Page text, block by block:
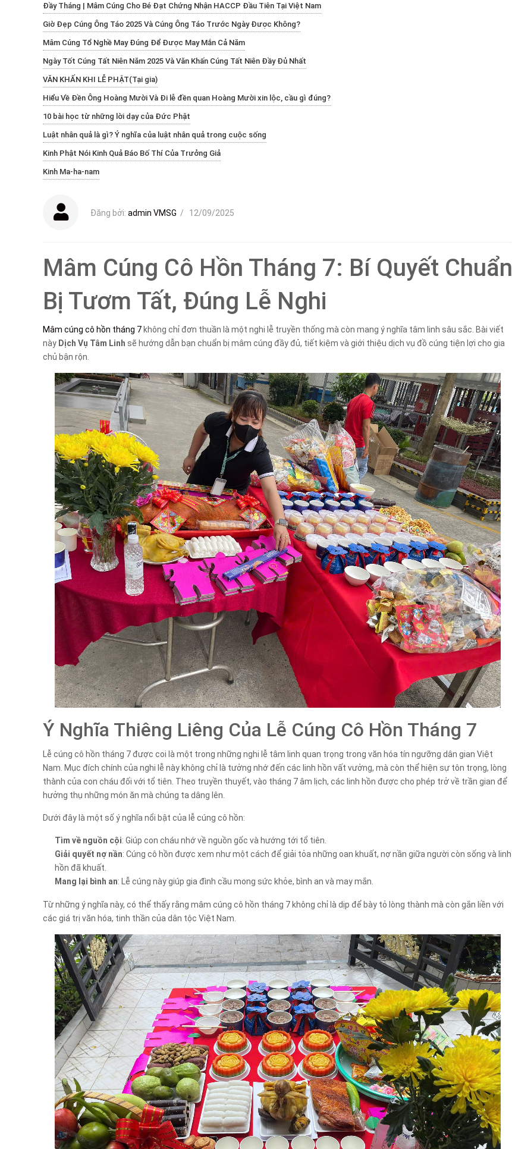
Đầy Tháng | Mâm Cúng Cho Bé Đạt Chứng Nhận HACCP Đầu Tiên Tại Việt Nam
Giờ Đẹp Cúng Ông Táo 2025 Và Cúng Ông Táo Trước Ngày Được Không?
Mâm Cúng Tổ Nghề May Đúng Để Được May Mắn Cả Năm
Ngày Tốt Cúng Tất Niên Năm 2025 Và Văn Khấn Cúng Tất Niên Đầy Đủ Nhất
VĂN KHẤN KHI LỄ PHẬT(Tại gia)
Hiểu Về Đền Ông Hoàng Mười Và Đi lễ đền quan Hoàng Mười xin lộc, cầu gì đúng?
10 bài học từ những lời dạy của Đức Phật
Luật nhân quả là gì? Ý nghĩa của luật nhân quả trong cuộc sống
Kinh Phật Nói Kinh Quả Báo Bố Thí Của Trưởng Giả
Kinh Ma-ha-nam
Đăng bởi: admin VMSG / 12/09/2025
Mâm Cúng Cô Hồn Tháng 7: Bí Quyết Chuẩn
Bị Tươm Tất, Đúng Lễ Nghi
Mâm cúng cô hồn tháng 7 không chỉ đơn thuần là một nghi lễ truyền thống mà còn mang ý nghĩa tâm linh sâu sắc. Bài viết
này Dịch Vụ Tâm Linh sẽ hướng dẫn bạn chuẩn bị mâm cúng đầy đủ, tiết kiệm và giới thiệu dịch vụ đồ cúng tiện lợi cho gia
chủ bận rộn.
Ý Nghĩa Thiêng Liêng Của Lễ Cúng Cô Hồn Tháng 7
Lễ cúng cô hồn tháng 7 được coi là một trong những nghi lễ tâm linh quan trọng trong văn hóa tín ngưỡng dân gian Việt
Nam. Mục đích chính của nghi lễ này không chỉ là tưởng nhớ đến các linh hồn vất vưởng, mà còn thể hiện sự tôn trọng, lòng
thành của con cháu đối với tổ tiên. Theo truyền thuyết, vào tháng 7 âm lịch, các linh hồn được cho phép trở về trần gian để
hưởng thụ những món ăn mà chúng ta dâng lên.
Dưới đây là một số ý nghĩa nổi bật của lễ cúng cô hồn:
Tìm về nguồn cội: Giúp con cháu nhớ về nguồn gốc và hướng tới tổ tiên.
Giải quyết nợ nần: Cúng cô hồn được xem như một cách để giải tỏa những oan khuất, nợ nần giữa người còn sống và linh
hồn đã khuất.
Mang lại bình an: Lễ cúng này giúp gia đình cầu mong sức khỏe, bình an và may mắn.
Từ những ý nghĩa này, có thể thấy rằng mâm cúng cô hồn tháng 7 không chỉ là dịp để bày tỏ lòng thành mà còn gắn liền với
các giá trị văn hóa, tinh thần của dân tộc Việt Nam.